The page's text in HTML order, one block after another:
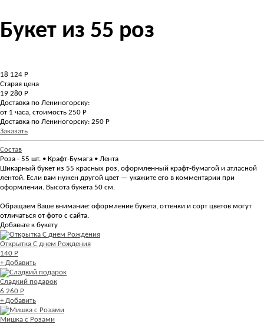
Букет из 55 роз
18 124 Р
Старая цена
19 280 Р
Доставка по Лениногорску:
от 1 часа, стоимость 250 Р
Доставка по Лениногорску: 250 Р
Заказать
Состав
Роза - 55 шт. • Крафт-Бумага • Лента
Шикарный букет из 55 красных роз, оформленный крафт-бумагой и атласной
лентой. Если вам нужен другой цвет — укажите его в комментарии при
оформлении. Высота букета 50 см.
Обращаем Ваше внимание: оформление букета, оттенки и сорт цветов могут
отличаться от фото с сайта.
Добавьте к букету
Открытка С днем Рождения
140 Р
+ Добавить
Сладкий подарок
6 260 Р
+ Добавить
Мишка с Розами